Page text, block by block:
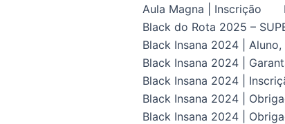
Aula Magna | Inscrição
Black do Rota 2025 –
Black Insana 2024 |
Black Insana 2024 |
Black Insana 2024 |
Black Insana 2024 |
Black Insana 2024 |